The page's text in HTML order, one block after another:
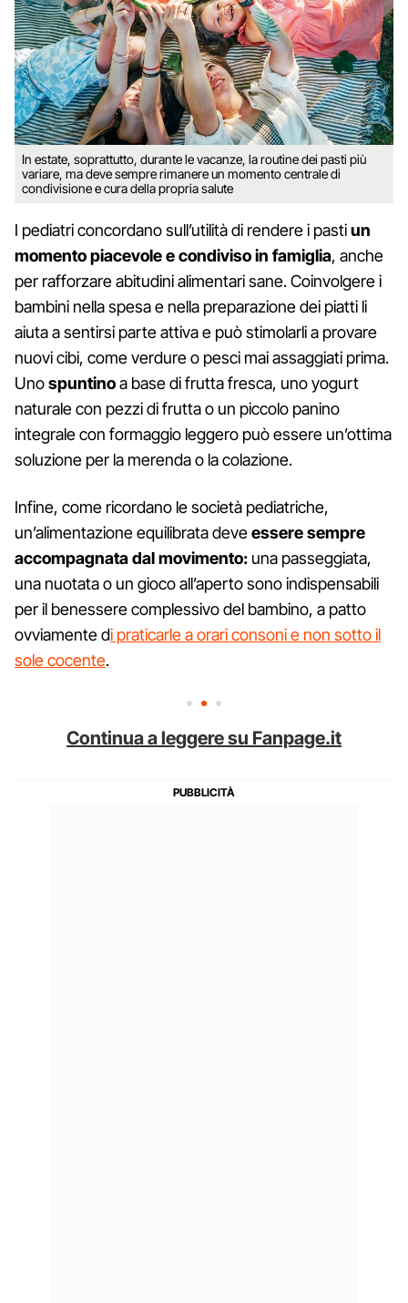
In estate, soprattutto, durante le vacanze, la routine dei pasti più
variare, ma deve sempre rimanere un momento centrale di
condivisione e cura della propria salute
I pediatri concordano sull’utilità di rendere i pastiun
momento piacevole e condiviso in famiglia, anche
per rafforzare abitudini alimentari sane. Coinvolgere i
bambini nella spesa e nella preparazione dei piatti li
aiuta a sentirsi parte attiva e può stimolarli a provare
nuovi cibi, come verdure o pesci mai assaggiati prima.
Unospuntinoa base di frutta fresca, uno yogurt
naturale con pezzi di frutta o un piccolo panino
integrale con formaggio leggero può essere un’ottima
soluzione per la merenda o la colazione.
Infine, come ricordano le società pediatriche,
un’alimentazione equilibrata deveessere sempre
accompagnata dal movimento: una passeggiata,
una nuotata o un gioco all’aperto sono indispensabili
per il benessere complessivo del bambino, a patto
ovviamente di praticarle a orari consoni e non sotto il
sole cocente.
Continua a leggere su Fanpage.it